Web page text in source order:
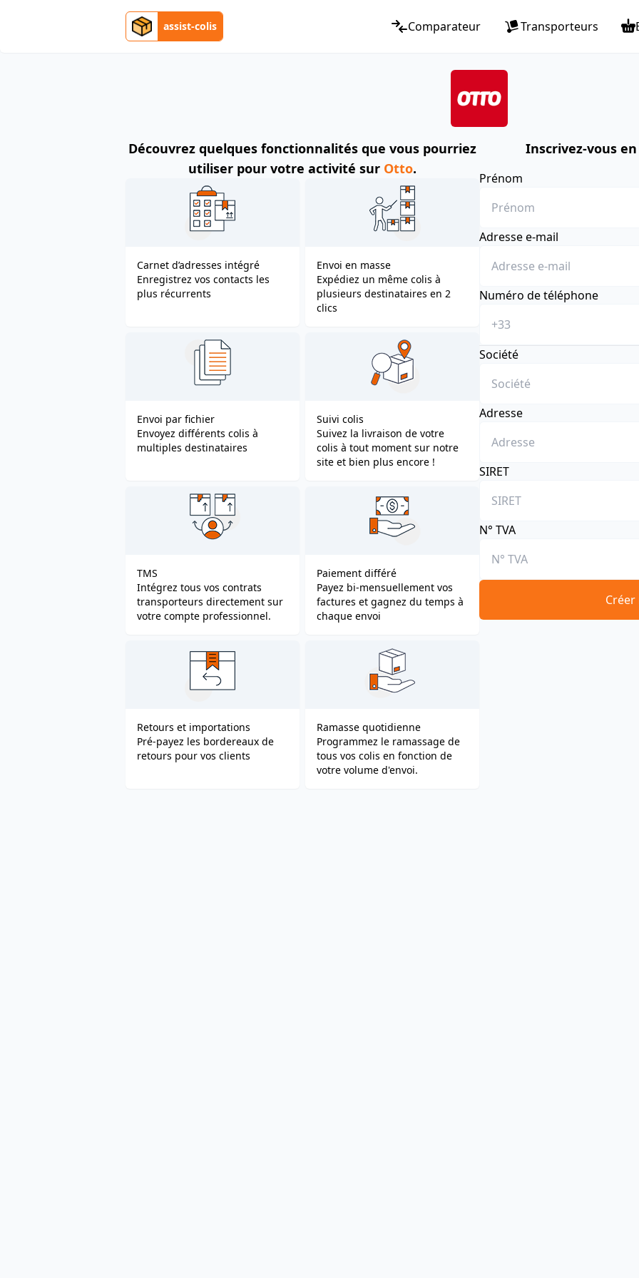
assist-colis Comparateur Transporteurs
Découvrez quelques fonctionnalités que vous pourriez
utiliser pour votre activité sur Otto.
Carnet d’adresses intégré
Enregistrez vos contacts les
plus récurrents
Envoi en masse
Expédiez un même colis à
plusieurs destinataires en 2
clics
Envoi par fichier
Envoyez différents colis à
multiples destinataires
Suivi colis
Suivez la livraison de votre
colis à tout moment sur notre
site et bien plus encore !
TMS
Intégrez tous vos contrats
transporteurs directement sur
votre compte professionnel.
Paiement différé
Payez bi-mensuellement vos
factures et gagnez du temps à
chaque envoi
Retours et importations
Pré-payez les bordereaux de
retours pour vos clients
Ramasse quotidienne
Programmez le ramassage de
tous vos colis en fonction de
votre volume d'envoi.
Inscrivez-vous
Prénom
Adresse e-mail
Numéro de téléphone
Société
Adresse
SIRET
N° TVA